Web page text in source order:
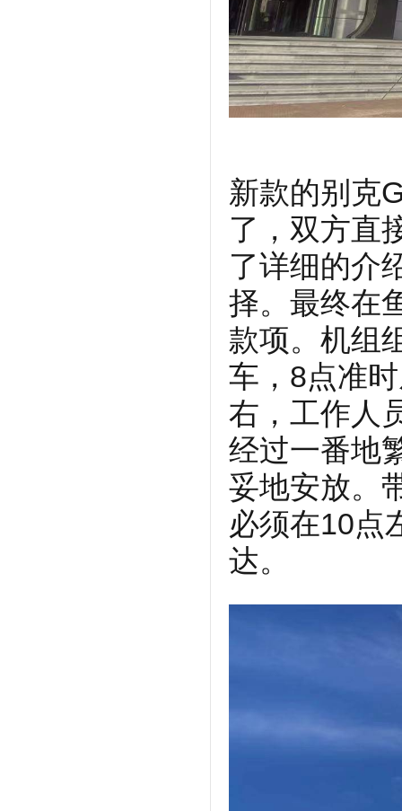
新款的别克
了，双方直
了详细的介
择。最终在
款项。机组
车，8点准
右，工作人
经过一番地
妥地安放。
必须在10点
达。